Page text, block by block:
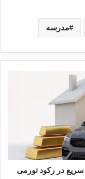
مدرسه
سریع در رکود تورمی